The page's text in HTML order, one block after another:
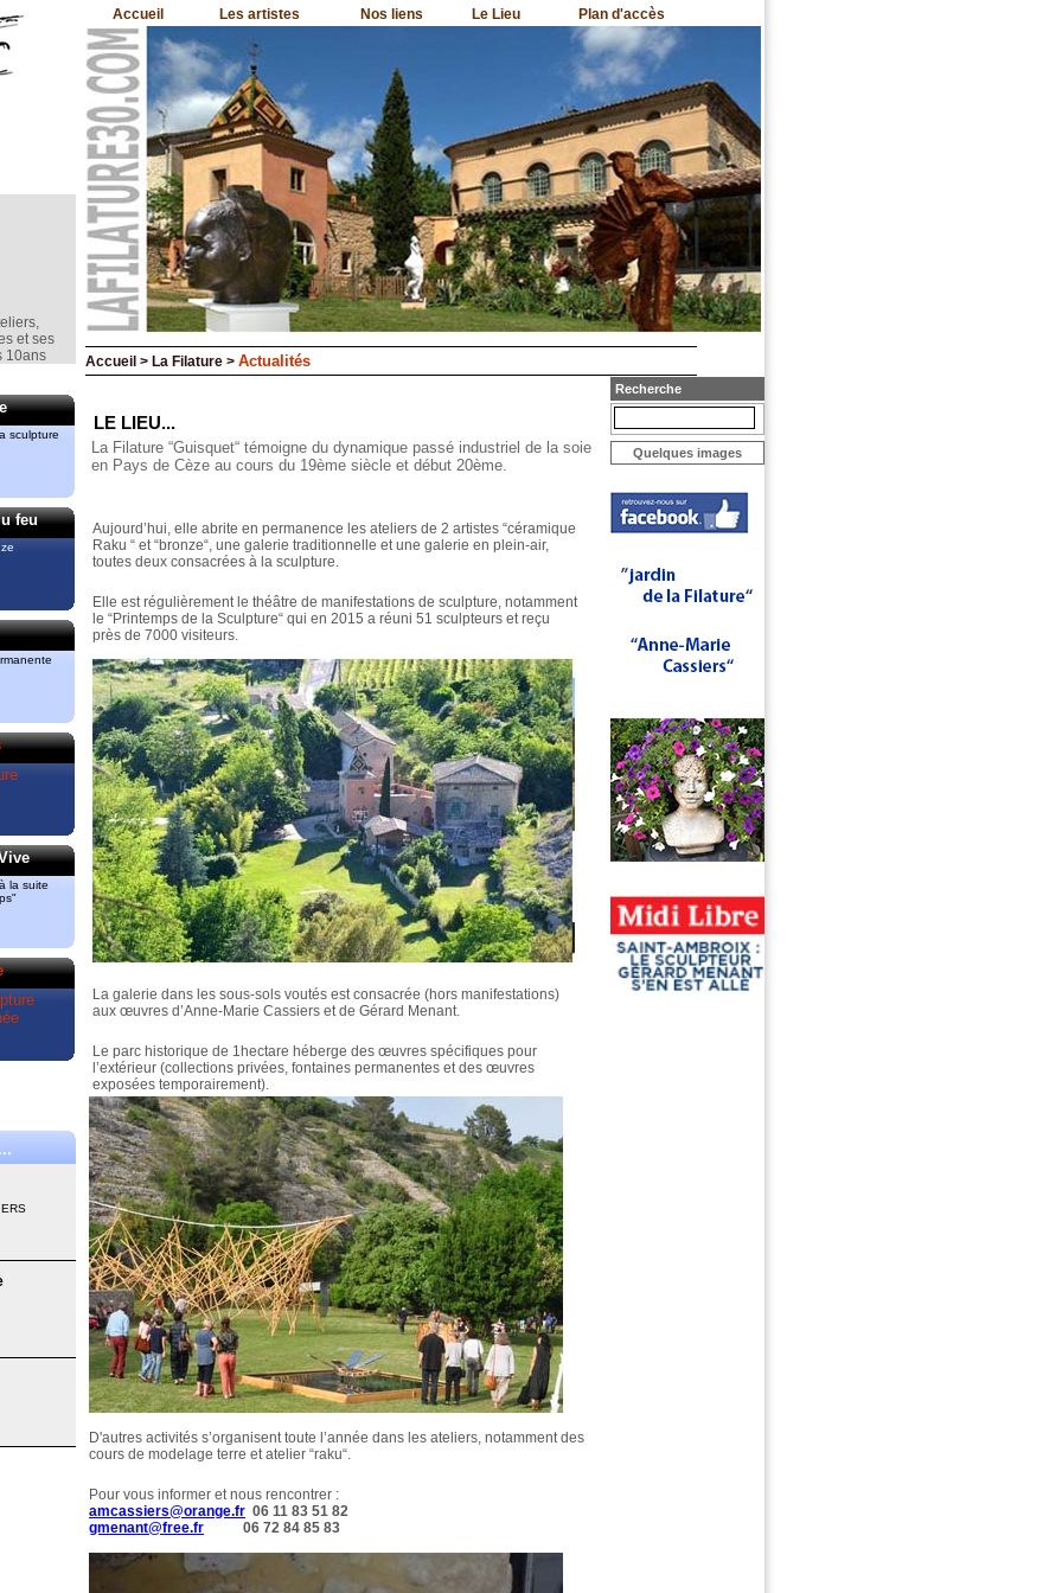
et ses
10ans
la
le
et
82
pris le
des
de
sculpture
feu
la suite
Accueil Les artistes Nos liens Le Lieu Plan d'accès
Accueil > La Filature > Actualités
LE LIEU...
La Filature “Guisquet“ témoigne du dynamique passé industriel de la soie
en Pays de Cèze au cours du 19ème siècle et début 20ème.
Aujourd’hui, elle abrite en permanence les ateliers de 2 artistes “céramique
Raku “ et “bronze“, une galerie traditionnelle et une galerie en plein-air,
toutes deux consacrées à la sculpture.
Elle est régulièrement le théâtre de manifestations de sculpture, notamment
le “Printemps de la Sculpture“ qui en 2015 a réuni 51 sculpteurs et reçu
près de 7000 visiteurs.
La galerie dans les sous-sols voutés est consacrée (hors manifestations)
aux œuvres d’Anne-Marie Cassiers et de Gérard Menant.
Le parc historique de 1hectare héberge des œuvres spécifiques pour
l’extérieur (collections privées, fontaines permanentes et des œuvres
exposées temporairement).
D'autres activités s’organisent toute l’année dans les ateliers, notamment des
cours de modelage terre et atelier “raku“.
Pour vous informer et nous rencontrer :
amcassiers@orange.fr 06 11 83 51 82
gmenant@free.fr 06 72 84 85 83
Recherche
Quelques images